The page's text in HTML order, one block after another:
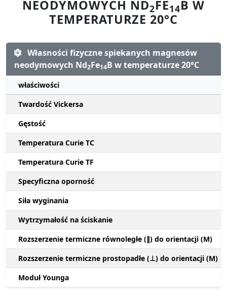
NEODYMOWYCH ND2FE14B W
TEMPERATURZE 20°C
Własności fizyczne spiekanych magnesów
neodymowych Nd2Fe14B w temperaturze 20°C
właściwości
Twardość Vickersa
Gęstość
Temperatura Curie TC
Temperatura Curie TF
Specyficzna oporność
Siła wyginania
Wytrzymałość na ściskanie
Rozszerzenie termiczne równoległe (∥) do orientacji (M)
Rozszerzenie termiczne prostopadłe (⊥) do orientacji (M)
Moduł Younga